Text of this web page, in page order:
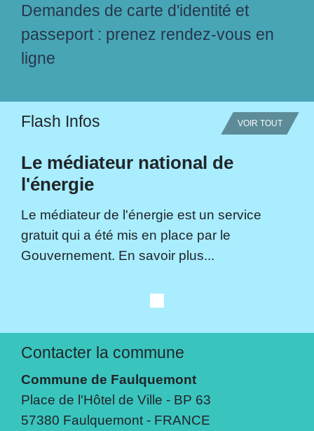
Demandes de carte d'identité et
passeport : prenez rendez-vous en
ligne
Flash Infos VOIR TOUT
Le médiateur national de
l'énergie
Le médiateur de l'énergie est un service
gratuit qui a été mis en place par le
Gouvernement. En savoir plus...
Contacter la commune
Commune de Faulquemont
Place de l'Hôtel de Ville - BP 63
57380 Faulquemont - FRANCE